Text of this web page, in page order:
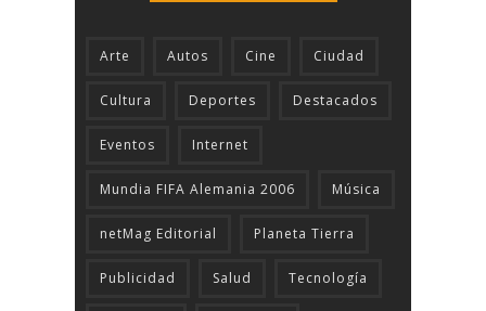
Arte Autos Cine Ciudad
Cultura Deportes Destacados
Eventos Internet
Mundia FIFA Alemania 2006 Música
netMag Editorial Planeta Tierra
Publicidad Salud Tecnologí­a